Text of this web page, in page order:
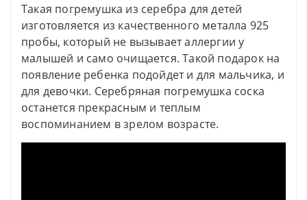
Такая погремушка из серебра для детей
изготовляется из качественного металла 925
пробы, который не вызывает аллергии у
малышей и само очищается. Такой подарок на
появление ребенка подойдет и для мальчика, и
для девочки. Серебряная погремушка соска
останется прекрасным и теплым
воспоминанием в зрелом возрасте.